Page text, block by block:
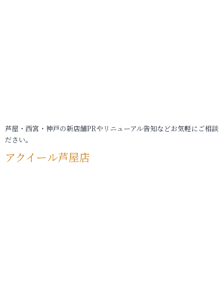
芦屋・西宮・神戸の新店舗PRやリニューアル告知などお気軽にご相
ださい。
アクイール芦屋店